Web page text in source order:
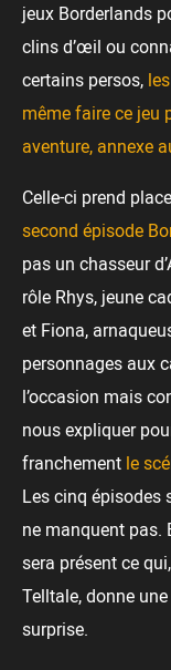
jeux Borderlands
clins d’œil ou
certains persos,
même faire ce jeu
aventure, annexe
Celle-ci prend
second épisode
pas un chasseur
rôle Rhys, jeune
et Fiona,
personnages aux
l’occasion mais
nous expliquer
franchement le
Les cinq épisodes
ne manquent pas.
sera présent ce
Telltale, donne
surprise.